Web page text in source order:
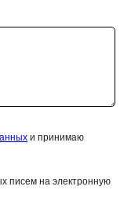
и принимаю
писем на электронную